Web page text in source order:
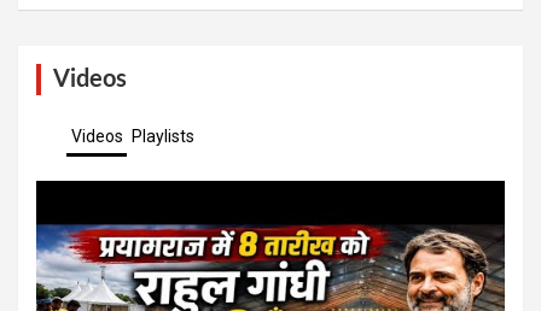
Videos
Videos Playlists